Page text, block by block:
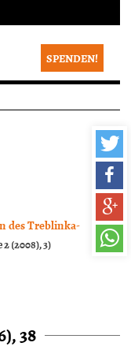
SPENDEN!
des Treblinka-
(2008), 3)
38